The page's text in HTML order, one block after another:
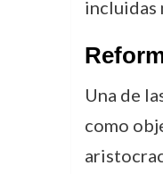
incluidas
Una de
como